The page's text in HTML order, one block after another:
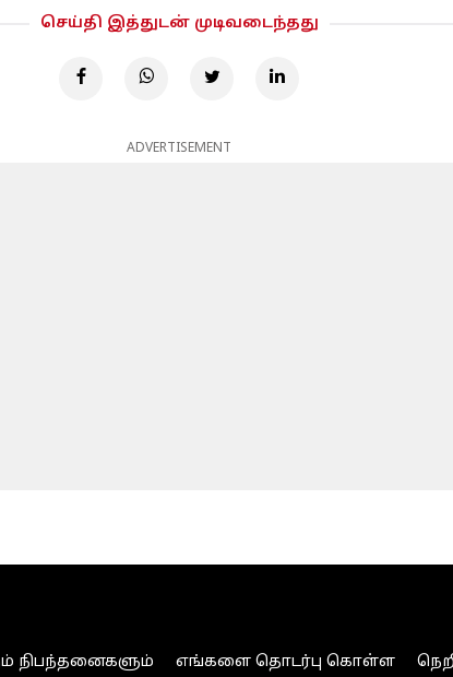
செய்தி இத்துடன் முடிவடைந்தது
ADVERTISEMENT
நிபந்தனைகளும் எங்களை தொடர்பு கொள்ள